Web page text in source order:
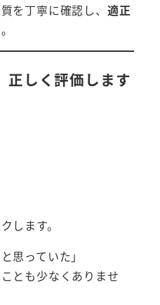
を丁寧に確認し、 適正
正しく評価します
します。
思っていた」
とも少なくありませ